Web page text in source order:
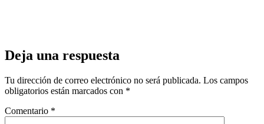
Deja una respuesta
Tu dirección de correo electrónico no será publicada. Los campos
obligatorios están marcados con *
Comentario *